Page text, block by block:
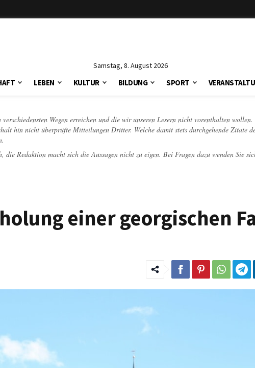
Samstag, 8. August 2026
LEBEN KULTUR BILDUNG SPORT
Wegen erreichen und die wir unseren Lesern nicht vorenthalten
hin nicht überprüfte Mitteilungen Dritter. Welche damit stets durchgehende Zitate
Redaktion macht sich die Aussagen nicht zu eigen. Bei Fragen dazu wenden Sie
einer georgischen